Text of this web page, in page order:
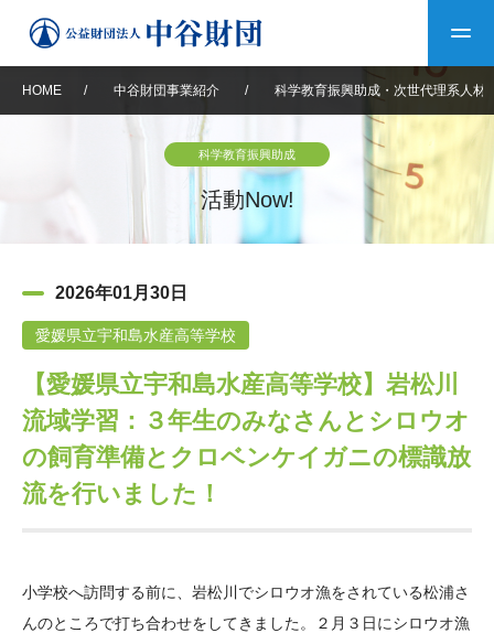
中谷財団について
設立趣意書 財団概要
沿革 40年史デジタルブック
中谷財団40年史
40年史別冊
年報一覧 中谷財団レポート
中谷財団事業紹介 中谷賞
神戸賞 長期大型研究助成
研究助成 交流助成
科学教育振興助成・
中谷財団動画紹介
その他情報
その他情報
個人情報保護に関する
サイトマップ 中谷財団アーカイブ
お問い合わせ
HOME / 中谷財団事業紹介 / 科学教育振興助成・次世代理系人材
科学教育振興助成
活動Now!
2026年01月30日
愛媛県立宇和島水産高等学校
【愛媛県立宇和島水産高等学校】岩松川
流域学習：３年生のみなさんとシロウオ
の飼育準備とクロベンケイガニの標識放
流を行いました！
小学校へ訪問する前に、岩松川でシロウオ漁をされている松浦さ
んのところで打ち合わせをしてきました。２月３日にシロウオ漁